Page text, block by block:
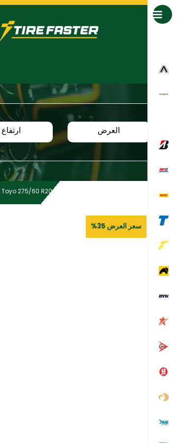
العرض ارتفاع
Toyo 275/60 R20 115V OPH2G TL
سعر العرض 35%